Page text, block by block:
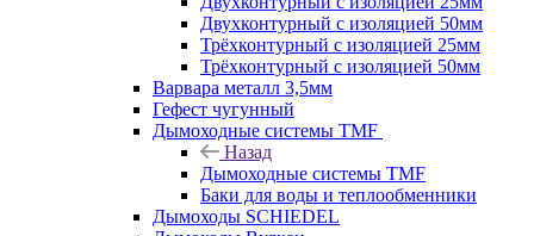
Двухконтурный с изоляцией 50мм
Трёхконтурный с изоляцией 25мм
Трёхконтурный с изоляцией 50мм
Варвара металл 3,5мм
Гефест чугунный
Дымоходные системы TMF
Назад
Дымоходные системы TMF
Баки для воды и теплообменники
Дымоходы SCHIEDEL